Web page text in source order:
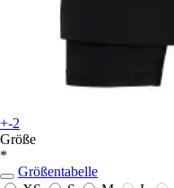
+-2
Größe
*
Größentabelle